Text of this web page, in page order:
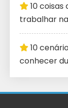
10
trabalhar
10
conhecer